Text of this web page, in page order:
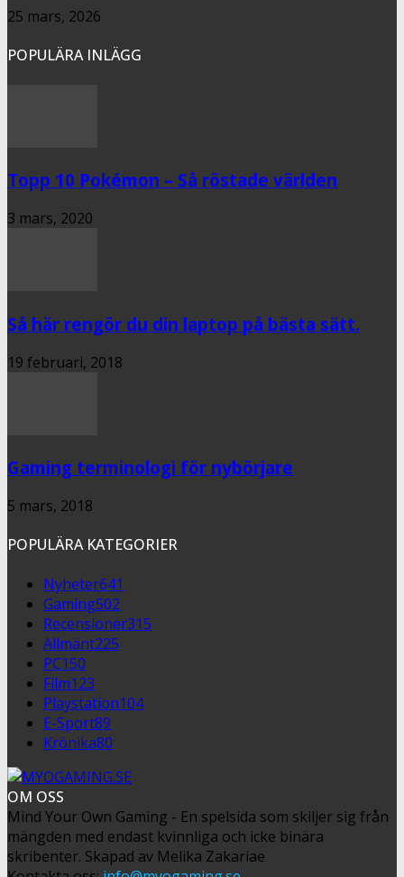
25 mars, 2026
POPULÄRA INLÄGG
Topp 10 Pokémon – Så röstade världen
3 mars, 2020
Så här rengör du din laptop på bästa sätt.
19 februari, 2018
Gaming terminologi för nybörjare
5 mars, 2018
POPULÄRA KATEGORIER
Nyheter641
Gaming502
Recensioner315
Allmänt225
PC150
Film123
Playstation104
E-Sport89
Krönika80
OM OSS
Mind Your Own Gaming - En spelsida som skiljer sig från
mängden med endast kvinnliga och icke binära
skribenter. Skapad av Melika Zakariae